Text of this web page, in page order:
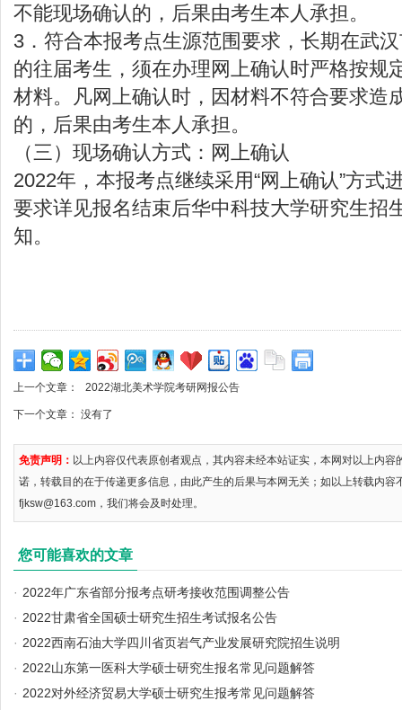
不能现场确认的，后果由考生本人承担。
3．符合本报考点生源范围要求，长期在武
的往届考生，须在办理网上确认时严格按规
材料。凡网上确认时，因材料不符合要求造
的，后果由考生本人承担。
（三）现场确认方式：网上确认
2022年，本报考点继续采用“网上确认”方式
要求详见报名结束后华中科技大学研究生招
知。
上一个文章： 2022湖北美术学院考研网报公告
下一个文章： 没有了
免责声明： 以上内容仅代表原创者观点，其内容未经本站证实，本网对以上内
诺，转载目的在于传递更多信息，由此产生的后果与本网无关；如以上转载内容
fjksw@163.com，我们将会及时处理。
您可能喜欢的文章
· 2022年广东省部分报考点研考接收范围调整公告
· 2022甘肃省全国硕士研究生招生考试报名公告
· 2022西南石油大学四川省页岩气产业发展研究院招生说明
· 2022山东第一医科大学硕士研究生报名常见问题解答
· 2022对外经济贸易大学硕士研究生报考常见问题解答